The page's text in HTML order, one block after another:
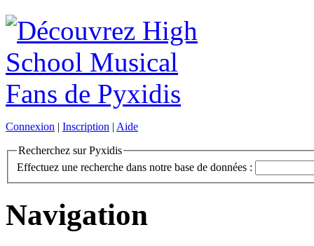
Connexion | Inscription | Aide
Recherchez sur Pyxidis
Effectuez une recherche dans notre base de données :
Navigation